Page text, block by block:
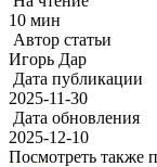
10 мин
Автор статьи
Игорь Дар
Дата публикации
2025-11-30
Дата обновления
2025-12-10
Посмотреть также